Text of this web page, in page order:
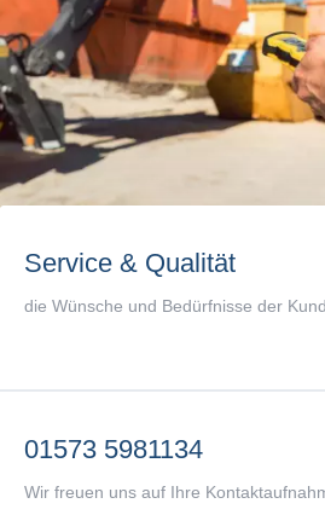
Service & Qualität
die Wünsche und Bedürfnisse der
01573 5981134
Wir freuen uns auf Ihre